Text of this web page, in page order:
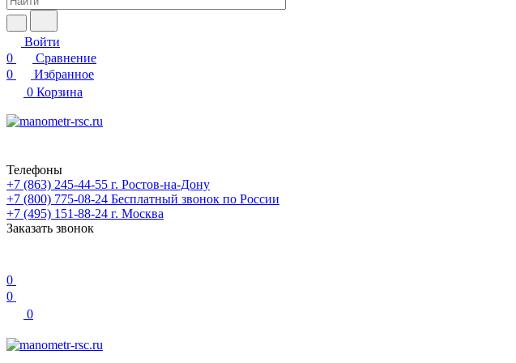
Войти
0
Сравнение
0
Избранное
0 Корзина
Телефоны
+7 (863) 245-44-55 г. Ростов-на-Дону
+7 (800) 775-08-24 Бесплатный звонок по России
+7 (495) 151-88-24 г. Москва
Заказать звонок
0
0
0